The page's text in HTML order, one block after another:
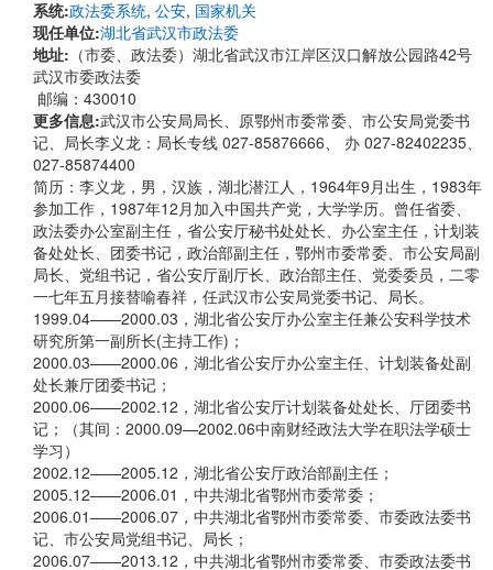
系统:政法委系统, 公安, 国家机关
现任单位:湖北省武汉市政法委
地址: ​​（市委、政法委）湖北省武汉市江岸区汉口解放公园路42号
武汉市委政法委
邮编：430010
更多信息:武汉市公安局局长、原鄂州市委常委、市公安局党委书
记、局长李义龙：局长专线 027-85876666、 办 027-82402235、
027-85874400
简历：李义龙，男，汉族，湖北潜江人，1964年9月出生，1983年
参加工作，1987年12月加入中国共产党，大学学历。曾任省委、
政法委办公室副主任，省公安厅秘书处处长、办公室主任，计划装
备处处长、团委书记，政治部副主任，鄂州市委常委、市公安局副
局长、党组书记，省公安厅副厅长、政治部主任、党委委员，二零
一七年五月接替喻春祥，任武汉市公安局党委书记、局长。
1999.04——2000.03，湖北省公安厅办公室主任兼公安科学技术
研究所第一副所长(主持工作)；
2000.03——2000.06，湖北省公安厅办公室主任、计划装备处副
处长兼厅团委书记；
2000.06——2002.12，湖北省公安厅计划装备处处长、厅团委书
记；（其间：2000.09—2002.06中南财经政法大学在职法学硕士
学习）
2002.12——2005.12，湖北省公安厅政治部副主任；
2005.12——2006.01，中共湖北省鄂州市委常委；
2006.01——2006.07，中共湖北省鄂州市委常委、市委政法委书
记、市公安局党组书记、局长；
2006.07——2013.12，中共湖北省鄂州市委常委、市委政法委书